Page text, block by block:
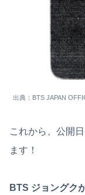
出典：BTS JAPAN
これから、公開
ます！
BTS ジョングク